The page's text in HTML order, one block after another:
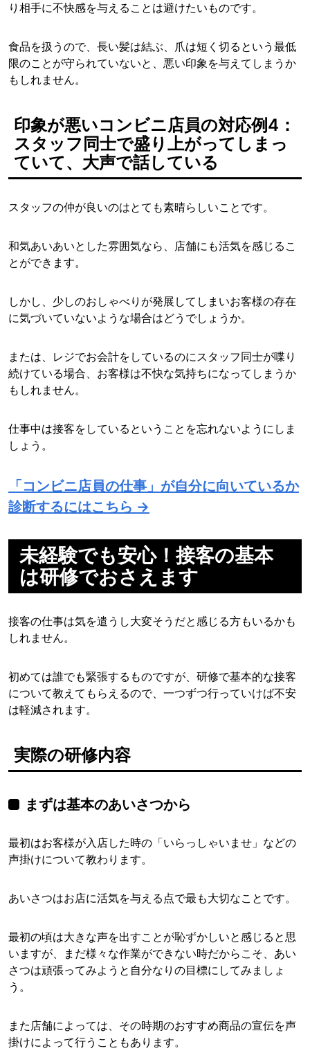
り相手に不快感を与えることは避けたいものです。
食品を扱うので、長い髪は結ぶ、爪は短く切るという最低
限のことが守られていないと、悪い印象を与えてしまうか
もしれません。
印象が悪いコンビニ店員の対応例4：
スタッフ同士で盛り上がってしまっ
ていて、大声で話している
スタッフの仲が良いのはとても素晴らしいことです。
和気あいあいとした雰囲気なら、店舗にも活気を感じるこ
とができます。
しかし、少しのおしゃべりが発展してしまいお客様の存在
に気づいていないような場合はどうでしょうか。
または、レジでお会計をしているのにスタッフ同士が喋り
続けている場合、お客様は不快な気持ちになってしまうか
もしれません。
仕事中は接客をしているということを忘れないようにしま
しょう。
「コンビニ店員の仕事」が自分に向いているか
診断するにはこちら →
未経験でも安心！接客の基本
は研修でおさえます
接客の仕事は気を遣うし大変そうだと感じる方もいるかも
しれません。
初めては誰でも緊張するものですが、研修で基本的な接客
について教えてもらえるので、一つずつ行っていけば不安
は軽減されます。
実際の研修内容
まずは基本のあいさつから
最初はお客様が入店した時の「いらっしゃいませ」などの
声掛けについて教わります。
あいさつはお店に活気を与える点で最も大切なことです。
最初の頃は大きな声を出すことが恥ずかしいと感じると思
いますが、まだ様々な作業ができない時だからこそ、あい
さつは頑張ってみようと自分なりの目標にしてみましょ
う。
また店舗によっては、その時期のおすすめ商品の宣伝を声
掛けによって行うこともあります。